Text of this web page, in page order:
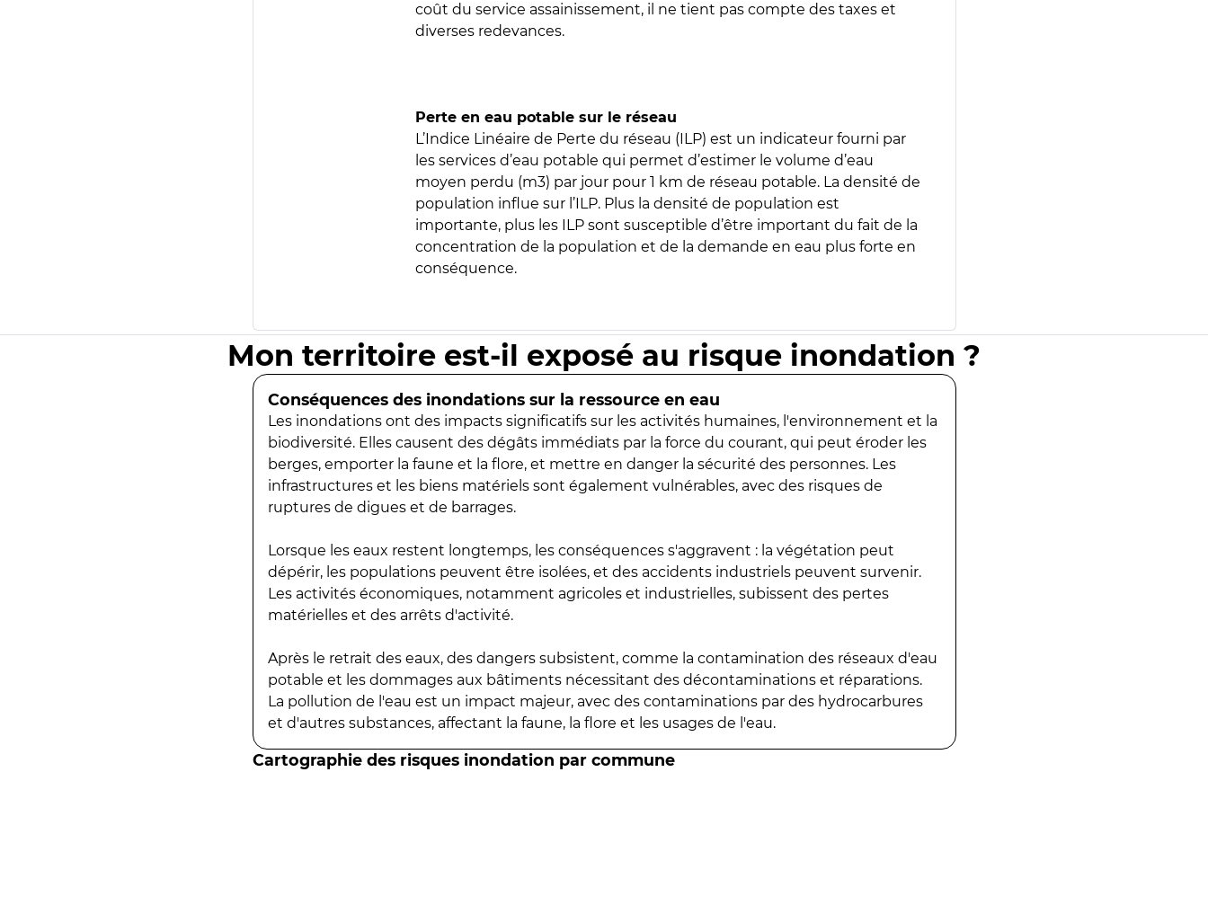
coût du service assainissement, il ne tient pas compte des taxes et
diverses redevances.
Perte en eau potable sur le réseau
L’Indice Linéaire de Perte du réseau (ILP) est un indicateur fourni par
les services d’eau potable qui permet d’estimer le volume d’eau
moyen perdu (m3) par jour pour 1 km de réseau potable. La densité de
population influe sur l’ILP. Plus la densité de population est
importante, plus les ILP sont susceptible d’être important du fait de la
concentration de la population et de la demande en eau plus forte en
conséquence.
Mon territoire est-il exposé au risque inondation ?
Conséquences des inondations sur la ressource en eau
Les inondations ont des impacts significatifs sur les activités humaines, l'environnement et la
biodiversité. Elles causent des dégâts immédiats par la force du courant, qui peut éroder les
berges, emporter la faune et la flore, et mettre en danger la sécurité des personnes. Les
infrastructures et les biens matériels sont également vulnérables, avec des risques de
ruptures de digues et de barrages.
Lorsque les eaux restent longtemps, les conséquences s'aggravent : la végétation peut
dépérir, les populations peuvent être isolées, et des accidents industriels peuvent survenir.
Les activités économiques, notamment agricoles et industrielles, subissent des pertes
matérielles et des arrêts d'activité.
Après le retrait des eaux, des dangers subsistent, comme la contamination des réseaux d'eau
potable et les dommages aux bâtiments nécessitant des décontaminations et réparations.
La pollution de l'eau est un impact majeur, avec des contaminations par des hydrocarbures
et d'autres substances, affectant la faune, la flore et les usages de l'eau.
Cartographie des risques inondation par commune